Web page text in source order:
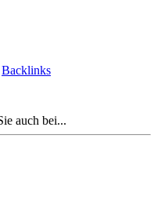
Backlinks
auch bei...